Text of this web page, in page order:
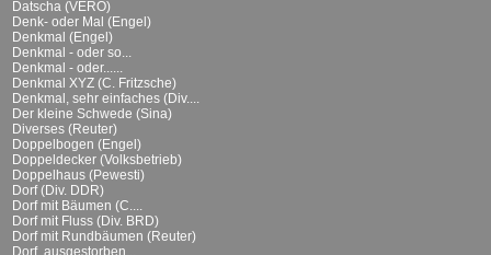
Datscha (VERO)
Denk- oder Mal (Engel)
Denkmal (Engel)
Denkmal - oder so...
Denkmal - oder......
Denkmal XYZ (C. Fritzsche)
Denkmal, sehr einfaches (Div....
Der kleine Schwede (Sina)
Diverses (Reuter)
Doppelbogen (Engel)
Doppeldecker (Volksbetrieb)
Doppelhaus (Pewesti)
Dorf (Div. DDR)
Dorf mit Bäumen (C....
Dorf mit Fluss (Div. BRD)
Dorf mit Rundbäumen (Reuter)
Dorf, ausgestorben...